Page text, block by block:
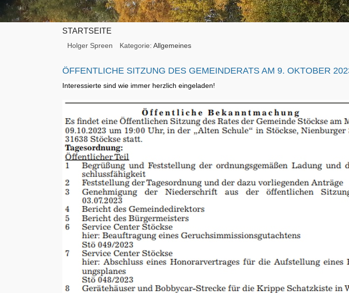
STARTSEITE
Holger Spreen Kategorie: Allgemeines
ÖFFENTLICHE SITZUNG DES GEMEINDERATS AM 9. OKTOBER
Interessierte sind wie immer herzlich eingeladen!